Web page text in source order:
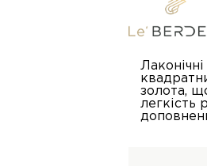
золота,
легкість